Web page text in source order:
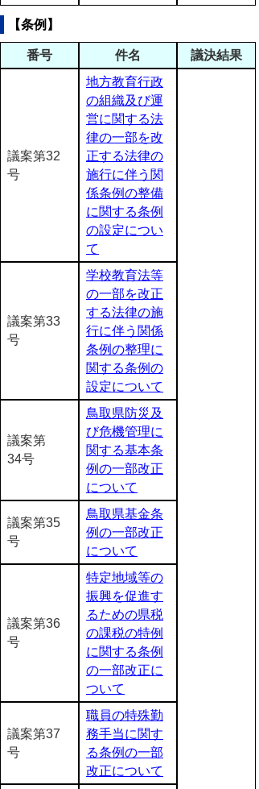
【条例】
番号 件名 議決結果
議案第32
号
地方教育行政
の組織及び運
営に関する法
律の一部を改
正する法律の
施行に伴う関
係条例の整備
に関する条例
の設定につい
て
議案第33
号
学校教育法等
の一部を改正
する法律の施
行に伴う関係
条例の整理に
関する条例の
設定について
議案第
34号
鳥取県防災及
び危機管理に
関する基本条
例の一部改正
について
議案第35
号
鳥取県基金条
例の一部改正
について
議案第36
号
特定地域等の
振興を促進す
るための県税
の課税の特例
に関する条例
の一部改正に
ついて
議案第37
号
職員の特殊勤
務手当に関す
る条例の一部
改正について